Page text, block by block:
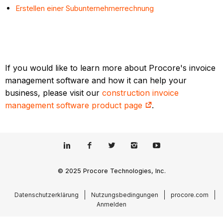
Erstellen einer Subunternehmerrechnung
If you would like to learn more about Procore's invoice
management software and how it can help your
business, please visit ourconstruction invoice
management software product page
.
© 2025 Procore Technologies, Inc.
Datenschutzerklärung Nutzungsbedingungen
procore.com
Anmelden